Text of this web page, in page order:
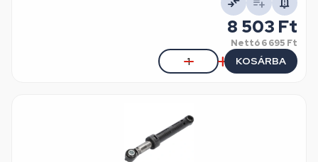
8 503 Ft
Nettó6 695 Ft
KOSÁRBA